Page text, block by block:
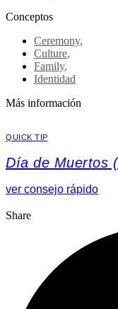
Conceptos
Ceremony,
Culture,
Family,
Identidad
Más información
QUICK TIP
Día de Muertos
ver consejo rápido
Share